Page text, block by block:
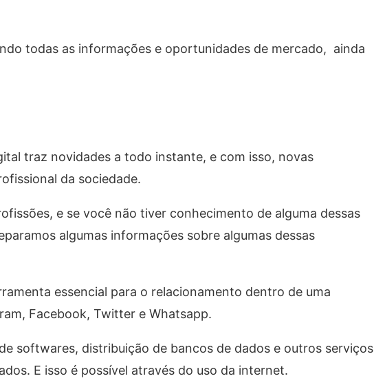
todas as informações e oportunidades de mercado, ainda
traz novidades a todo instante, e com isso, novas
da sociedade.
e se você não tiver conhecimento de alguma dessas
algumas informações sobre algumas dessas
essencial para o relacionamento dentro de uma
Facebook, Twitter e Whatsapp.
softwares, distribuição de bancos de dados e outros serviços
E isso é possível através do uso da internet.